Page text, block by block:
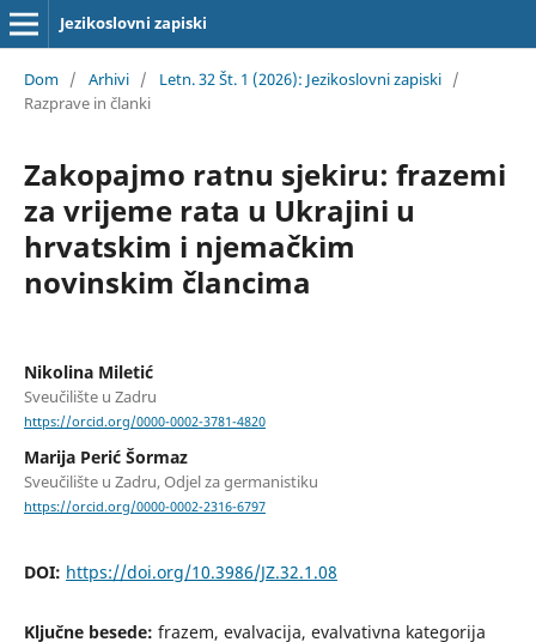
Jezikoslovni zapiski
Dom / Arhivi / Letn. 32 Št. 1 (2026): Jezikoslovni zapiski /
Razprave in članki
Zakopajmo ratnu sjekiru: frazemi
za vrijeme rata u Ukrajini u
hrvatskim i njemačkim
novinskim člancima
Nikolina Miletić
Sveučilište u Zadru
https://orcid.org/0000-0002-3781-4820
Marija Perić Šormaz
Sveučilište u Zadru, Odjel za germanistiku
https://orcid.org/0000-0002-2316-6797
DOI: https://doi.org/10.3986/JZ.32.1.08
Ključne besede: frazem, evalvacija, evalvativna kategorija